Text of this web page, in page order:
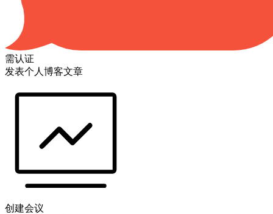
需认证
发表个人博客文章
创建会议